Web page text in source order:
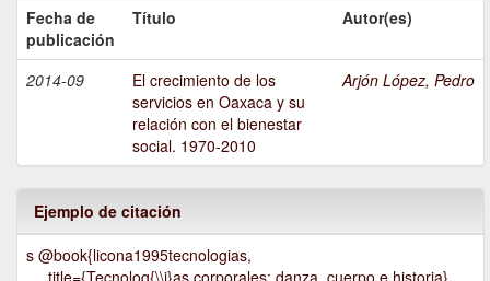
Fecha de
publicación
Título Autor(es)
2014-09
El crecimiento de los
servicios en Oaxaca y su
relación con el bienestar
social. 1970-2010
Arjón López, Pedro
Ejemplo de citación
s @book{licona1995tecnologias,